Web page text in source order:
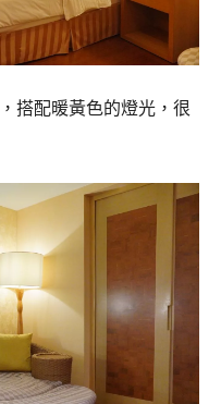
搭配暖黃色的燈光，很